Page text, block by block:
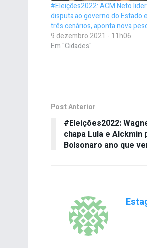
#Eleições2022: ACM Neto
disputa ao governo do Estado
três cenários, aponta nova
9 dezembro 2021 - 11h06
Em "Cidades"
Post Anterior
#Eleições2022:
chapa Lula e
Bolsonaro ano que